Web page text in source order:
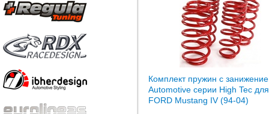
Комплект пружин с
Automotive серии High Tec для
FORD Mustang IV (94-04)